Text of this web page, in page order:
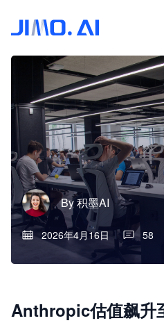
By积墨AI
2026年4月16日 58
Anthropic估值飙升